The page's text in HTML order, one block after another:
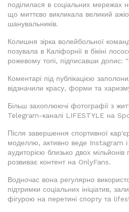
поділилася в соціальних мережах
що миттєво викликала великий
шанувальників.
Колишня зірка волейбольної
позувала в Каліфорнії в бікіні
рожевому топі, підписавши допис:
Коментарі під публікацією
відзначили красу, форми та
Більш захоплюючі фотографії з
Telegram-каналі LIFESTYLE на
Після завершення спортивної
моделлю, активно веде Instagram і
аудиторією близько двох мільйонів
розвиває контент на OnlyFans.
Водночас вона регулярно
підтримки соціальних ініціатив,
фігурою на перетині спорту та